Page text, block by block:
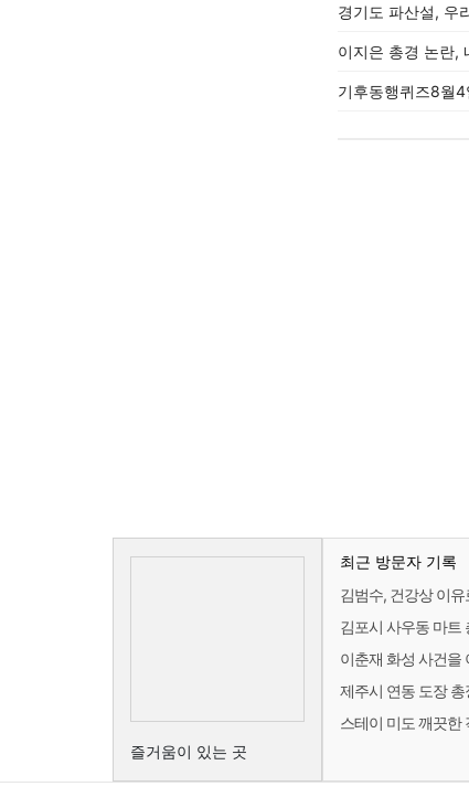
경기도 파산설, 우
이지은 총경 논란,
기후동행퀴즈8월
즐거움이 있는 곳
최근 방문자 기록
김범수, 건강상 이
김포시 사우동 마트
이춘재 화성 사건을
제주시 연동 도장
스테이 미도 깨끗한